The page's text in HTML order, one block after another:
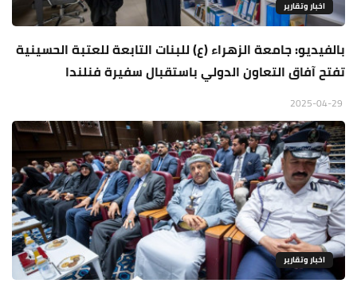
اخبار وتقارير
بالفيديو: جامعة الزهراء (ع) للبنات التابعة للعتبة الحسينية
تفتح آفاق التعاون الدولي باستقبال سفيرة فنلندا
اخبار وتقارير